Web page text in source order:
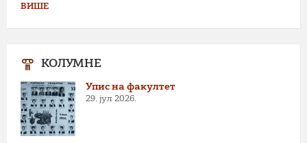
ВИШЕ
КОЛУМНЕ
Упис на факултет
29. јул 2026.